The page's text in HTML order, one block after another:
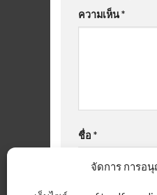
จัดการ การอ
ความเห็น*
ชื่อ *